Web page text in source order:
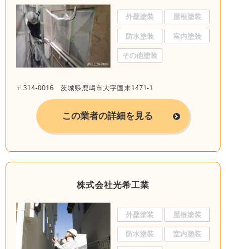
外壁塗装 屋根塗装
防水塗装 室内塗装
その他塗装
〒314-0016 茨城県鹿嶋市大字国末1471-1
この業者の詳細を見る
株式会社光希工業
外壁塗装 屋根塗装
防水塗装 室内塗装